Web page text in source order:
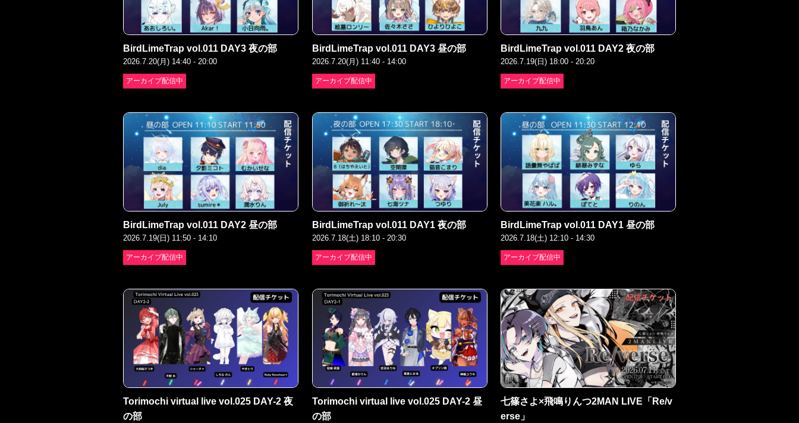
BirdLimeTrap vol.011 DAY3 夜の部
2026.7.20(月) 14:40 - 20:00
アーカイブ配信中
BirdLimeTrap vol.011 DAY3 昼の部
2026.7.20(月) 11:40 - 14:00
アーカイブ配信中
BirdLimeTrap vol.011 DAY2 夜の部
2026.7.19(日) 18:00 - 20:20
アーカイブ配信中
BirdLimeTrap vol.011 DAY2 昼の部
2026.7.19(日) 11:50 - 14:10
アーカイブ配信中
BirdLimeTrap vol.011 DAY1 夜の部
2026.7.18(土) 18:10 - 20:30
アーカイブ配信中
BirdLimeTrap vol.011 DAY1 昼の部
2026.7.18(土) 12:10 - 14:30
アーカイブ配信中
Torimochi virtual live vol.025 DAY-2 夜
の部
Torimochi virtual live vol.025 DAY-2 昼
の部
七篠さよ×飛鳴りんつ2MAN LIVE「Re/v
erse」